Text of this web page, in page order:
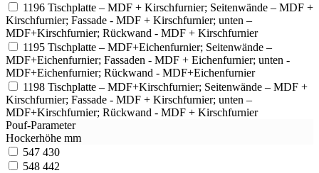
1196 Tischplatte – MDF + Kirschfurnier; Seitenwände – MDF +
Kirschfurnier; Fassade - MDF + Kirschfurnier; unten –
MDF+Kirschfurnier; Rückwand - MDF + Kirschfurnier
1195 Tischplatte – MDF+Eichenfurnier; Seitenwände –
MDF+Eichenfurnier; Fassaden - MDF + Eichenfurnier; unten -
MDF+Eichenfurnier; Rückwand - MDF+Eichenfurnier
1198 Tischplatte – MDF+Kirschfurnier; Seitenwände – MDF +
Kirschfurnier; Fassade - MDF + Kirschfurnier; unten –
MDF+Kirschfurnier; Rückwand - MDF + Kirschfurnier
Pouf-Parameter
Hockerhöhe mm
547 430
548 442